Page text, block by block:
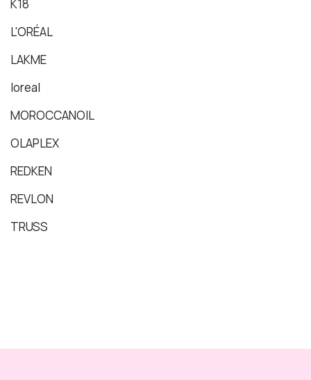
K18
L'ORÉAL
LAKME
loreal
MOROCCANOIL
OLAPLEX
REDKEN
REVLON
TRUSS